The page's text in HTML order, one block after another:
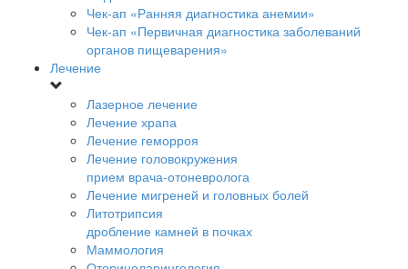
Чек-ап «Ранняя диагностика анемии»
Чек-ап «Первичная диагностика заболеваний
органов пищеварения»
Лечение
Лазерное лечение
Лечение храпа
Лечение геморроя
Лечение головокружения
прием врача-отоневролога
Лечение мигреней и головных болей
Литотрипсия
дробление камней в почках
Маммология